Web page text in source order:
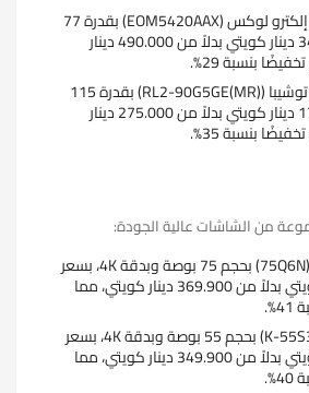
فرن كهربائي من إلكترو لوكس (EOM5420AAX) بقدرة 77
لترًا، بسعر 349.900 دينار كويتي بدلاً من 490.000 دينار
بنسبة 29%.
فرن كهربائي من توشيبا (RL2-90G5GE(MR)) بقدرة 115
لترًا، بسعر 179.900 دينار كويتي بدلاً من 275.000 دينار
بنسبة 35%.
من الشاشات عالية الجودة:
شاشة هايسنس (75Q6N) بحجم 75 بوصة وبدقة 4K، بسعر
219.900 دينار كويتي بدلاً من 369.900 دينار كويتي، مما
شاشة سوني (K-55S30) بحجم 55 بوصة وبدقة 4K، بسعر
209.900 دينار كويتي بدلاً من 349.900 دينار كويتي، مما